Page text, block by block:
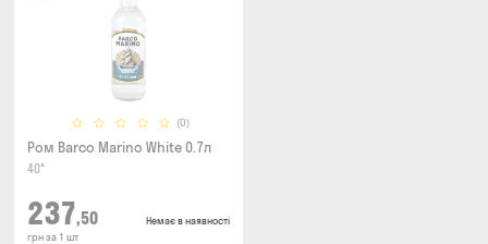
(0)
Ром Barco Marino White 0.7л
40°
237,50
грн за 1 шт
Немає в наявності